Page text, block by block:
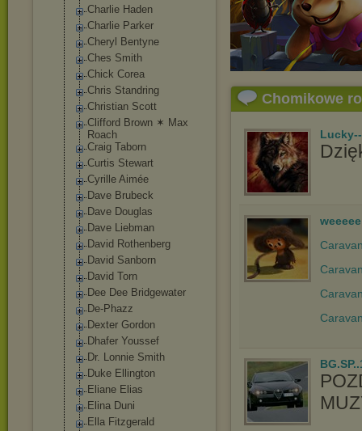
Charlie Haden
Charlie Parker
Cheryl Bentyne
Ches Smith
Chick Corea
Chris Standring
Christian Scott
Clifford Brown ✶ Max
Roach
Craig Taborn
Curtis Stewart
Cyrille Aimée
Dave Brubeck
Dave Douglas
Dave Liebman
David Rothenberg
David Sanborn
David Torn
Dee Dee Bridgewater
De-Phazz
Dexter Gordon
Dhafer Youssef
Dr. Lonnie Smith
Duke Ellington
Eliane Elias
Elina Duni
Ella Fitzgerald
Chomikowe
weeeee